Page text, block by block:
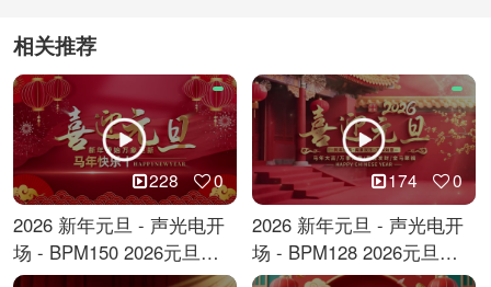
相关推荐
228 0
2026 新年元旦 - 声光电开
场 - BPM150 2026元旦跨
年倒计时
174 0
2026 新年元旦 - 声光电开
场 - BPM128 2026元旦马
年